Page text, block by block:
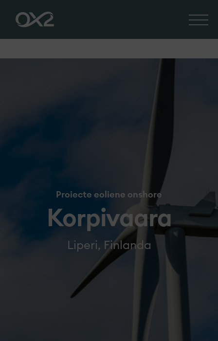
Proiecte eoliene onshore
Korpivaara
Liperi, Finlanda